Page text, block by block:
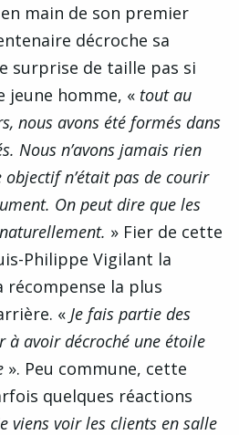
main de son premier
décroche sa
surprise de taille pas si
jeune homme, « tout au
nous avons été formés dans
Nous n’avons jamais rien
objectif n’était pas de courir
On peut dire que les
» Fier de cette
Philippe Vigilant la
récompense la plus
« Je fais partie des
à avoir décroché une étoile
». Peu commune, cette
quelques réactions
viens voir les clients en salle